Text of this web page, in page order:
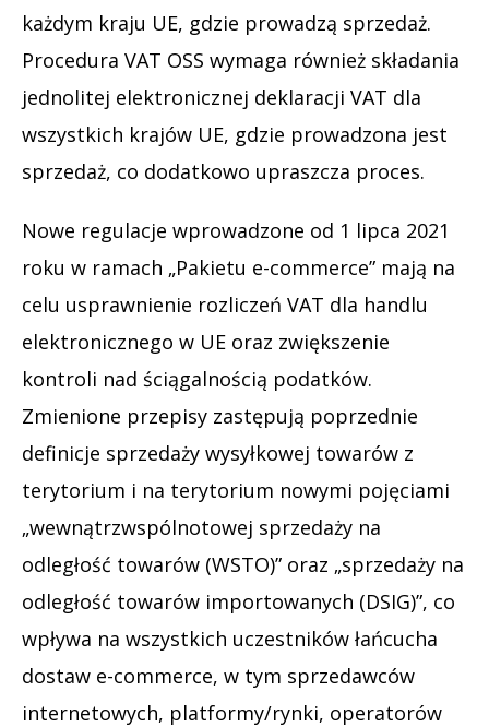
każdym kraju UE, gdzie prowadzą sprzedaż.
Procedura VAT OSS wymaga również składania
jednolitej elektronicznej deklaracji VAT dla
wszystkich krajów UE, gdzie prowadzona jest
sprzedaż, co dodatkowo upraszcza proces.
Nowe regulacje wprowadzone od 1 lipca 2021
roku w ramach „Pakietu e-commerce” mają na
celu usprawnienie rozliczeń VAT dla handlu
elektronicznego w UE oraz zwiększenie
kontroli nad ściągalnością podatków.
Zmienione przepisy zastępują poprzednie
definicje sprzedaży wysyłkowej towarów z
terytorium i na terytorium nowymi pojęciami
„wewnątrzwspólnotowej sprzedaży na
odległość towarów (WSTO)” oraz „sprzedaży na
odległość towarów importowanych (DSIG)”, co
wpływa na wszystkich uczestników łańcucha
dostaw e-commerce, w tym sprzedawców
internetowych, platformy/rynki, operatorów